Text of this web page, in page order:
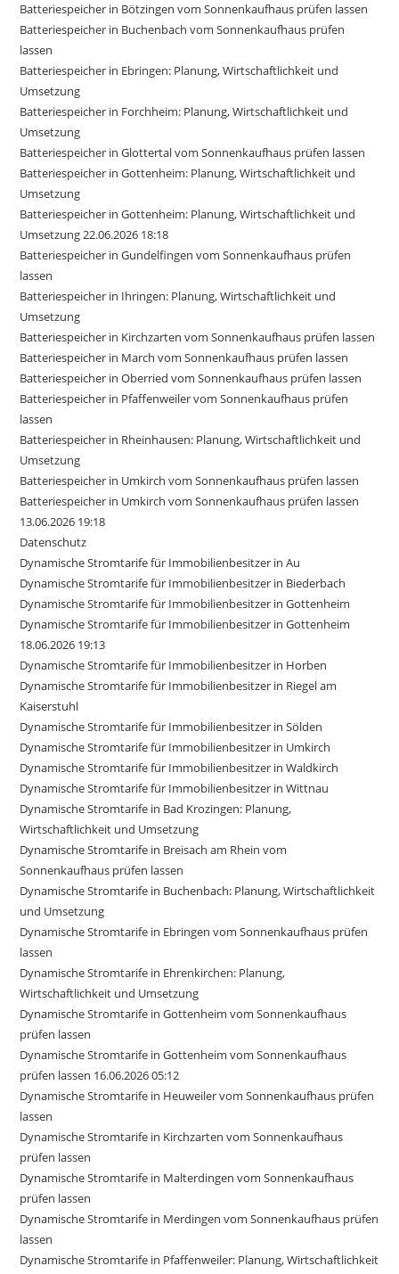
Batteriespeicher in Bötzingen vom Sonnenkaufhaus prüfen lassen
Batteriespeicher in Buchenbach vom Sonnenkaufhaus prüfen
lassen
Batteriespeicher in Ebringen: Planung, Wirtschaftlichkeit und
Umsetzung
Batteriespeicher in Forchheim: Planung, Wirtschaftlichkeit und
Umsetzung
Batteriespeicher in Glottertal vom Sonnenkaufhaus prüfen lassen
Batteriespeicher in Gottenheim: Planung, Wirtschaftlichkeit und
Umsetzung
Batteriespeicher in Gottenheim: Planung, Wirtschaftlichkeit und
Umsetzung 22.06.2026 18:18
Batteriespeicher in Gundelfingen vom Sonnenkaufhaus prüfen
lassen
Batteriespeicher in Ihringen: Planung, Wirtschaftlichkeit und
Umsetzung
Batteriespeicher in Kirchzarten vom Sonnenkaufhaus prüfen lassen
Batteriespeicher in March vom Sonnenkaufhaus prüfen lassen
Batteriespeicher in Oberried vom Sonnenkaufhaus prüfen lassen
Batteriespeicher in Pfaffenweiler vom Sonnenkaufhaus prüfen
lassen
Batteriespeicher in Rheinhausen: Planung, Wirtschaftlichkeit und
Umsetzung
Batteriespeicher in Umkirch vom Sonnenkaufhaus prüfen lassen
Batteriespeicher in Umkirch vom Sonnenkaufhaus prüfen lassen
13.06.2026 19:18
Datenschutz
Dynamische Stromtarife für Immobilienbesitzer in Au
Dynamische Stromtarife für Immobilienbesitzer in Biederbach
Dynamische Stromtarife für Immobilienbesitzer in Gottenheim
Dynamische Stromtarife für Immobilienbesitzer in Gottenheim
18.06.2026 19:13
Dynamische Stromtarife für Immobilienbesitzer in Horben
Dynamische Stromtarife für Immobilienbesitzer in Riegel am
Kaiserstuhl
Dynamische Stromtarife für Immobilienbesitzer in Sölden
Dynamische Stromtarife für Immobilienbesitzer in Umkirch
Dynamische Stromtarife für Immobilienbesitzer in Waldkirch
Dynamische Stromtarife für Immobilienbesitzer in Wittnau
Dynamische Stromtarife in Bad Krozingen: Planung,
Wirtschaftlichkeit und Umsetzung
Dynamische Stromtarife in Breisach am Rhein vom
Sonnenkaufhaus prüfen lassen
Dynamische Stromtarife in Buchenbach: Planung, Wirtschaftlichkeit
und Umsetzung
Dynamische Stromtarife in Ebringen vom Sonnenkaufhaus prüfen
lassen
Dynamische Stromtarife in Ehrenkirchen: Planung,
Wirtschaftlichkeit und Umsetzung
Dynamische Stromtarife in Gottenheim vom Sonnenkaufhaus
prüfen lassen
Dynamische Stromtarife in Gottenheim vom Sonnenkaufhaus
prüfen lassen 16.06.2026 05:12
Dynamische Stromtarife in Heuweiler vom Sonnenkaufhaus prüfen
lassen
Dynamische Stromtarife in Kirchzarten vom Sonnenkaufhaus
prüfen lassen
Dynamische Stromtarife in Malterdingen vom Sonnenkaufhaus
prüfen lassen
Dynamische Stromtarife in Merdingen vom Sonnenkaufhaus prüfen
lassen
Dynamische Stromtarife in Pfaffenweiler: Planung, Wirtschaftlichkeit